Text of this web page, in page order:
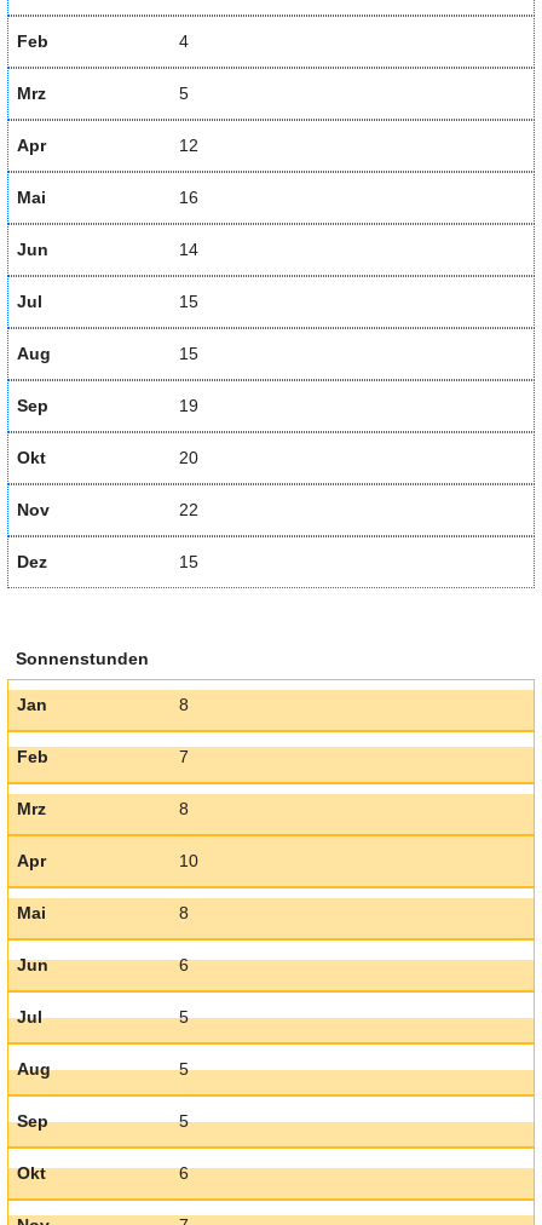
Feb 4
Mrz 5
Apr 12
Mai 16
Jun 14
Jul 15
Aug 15
Sep 19
Okt 20
Nov 22
Dez 15
Sonnenstunden
Jan 8
Feb 7
Mrz 8
Apr 10
Mai 8
Jun 6
Jul 5
Aug 5
Sep 5
Okt 6